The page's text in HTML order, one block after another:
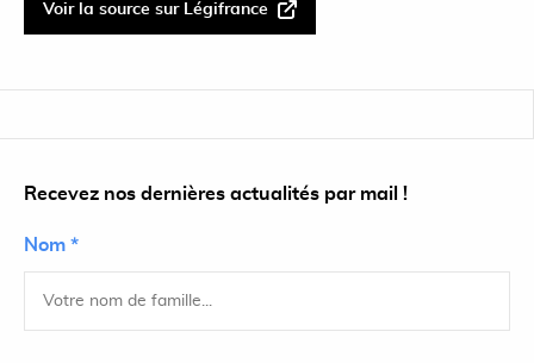
Voir la source sur Légifrance
Recevez nos dernières actualités par mail !
Nom *